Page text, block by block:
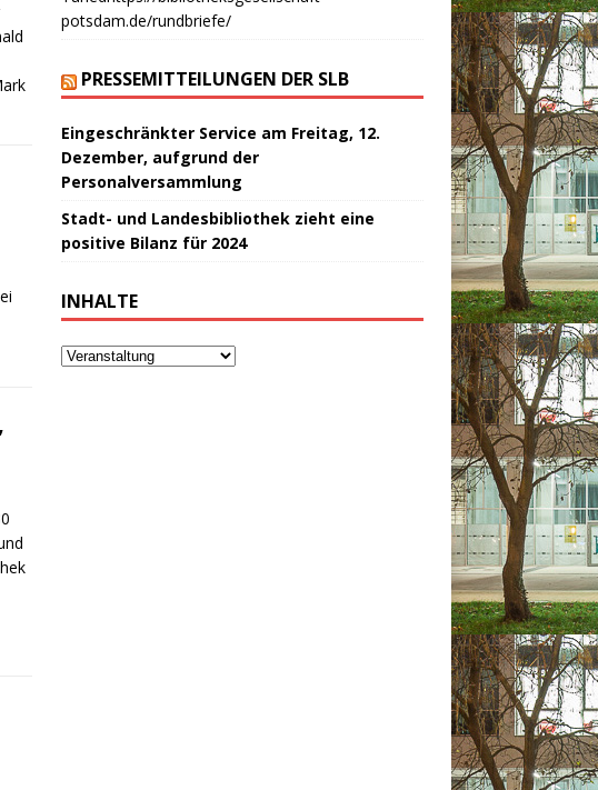
potsdam.de/rundbriefe/
PRESSEMITTEILUNGEN DER SLB
Eingeschränkter Service am Freitag, 12.
Dezember, aufgrund der
Personalversammlung
Stadt- und Landesbibliothek zieht eine
positive Bilanz für 2024
INHALTE